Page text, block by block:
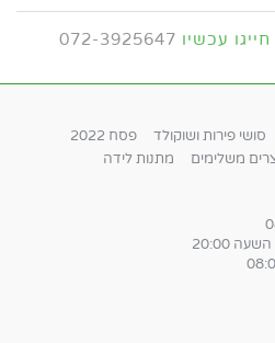
עכשיו 072-3925647
סושי פירות ושוקולד
פסח 2022
משלימים מתנות לידה
20:00